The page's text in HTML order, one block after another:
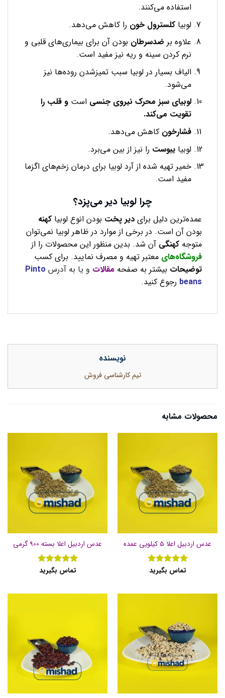
استفاده می‌کنند.
لوبیا کلسترول خون را کاهش می‌دهد.
علاوه بر ضدسرطان بودن آن برای بیماری‌های قلبی و
نرم کردن سینه و ریه نیز مفید است.
الیاف بسیار در لوبیا سبب تمیزشدن روده‌ها نیز
می‌شود.
لوبیای سبز محرک نیروی جنسی است و قلب را
تقویت می‌کند.
فشارخون کاهش می‌دهد.
لوبیا یبوست را نیز از بین می‌برد.
خمیر تهیه شده از آرد لوبیا برای درمان زخم‌های اگزما
مفید است.
چرا لوبیا دیر می‌پزد؟
عمده‌ترین دلیل برای دیر پخت بودن انوع لوبیا کهنه
بودن آن است. در برخی از موارد در ظاهر لوبیا نمی‌توان
متوجه کهنگی آن شد. بدین منظور این محصولات را از
فروشگاه‌های معتبر تهیه و مصرف نمایید. برای کسب
توضیحات بیشتر به صفحه مقالات و یا به آدرس Pinto
beans رجوع کنید.
نویسنده
تیم کارشناسی فروش
محصولات مشابه
عدس اردبیل اعلا 5 کیلویی عمده
نمره 5از
تماس بگیرید
عدس اردبیل اعلا بسته 900 گرمی
نمره 5از
تماس بگیرید